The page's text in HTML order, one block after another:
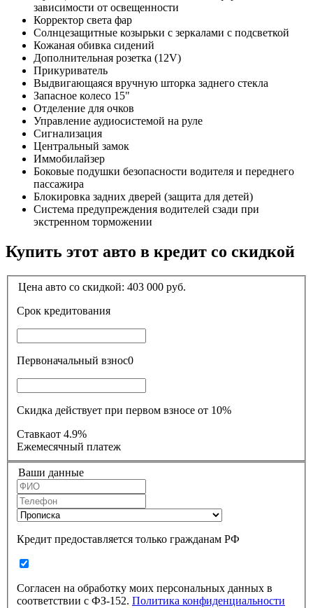
зависимости от освещенности
Корректор света фар
Солнцезащитные козырьки с зеркалами с подсветкой
Кожаная обивка сидений
Дополнительная розетка (12V)
Прикуриватель
Выдвигающаяся вручную шторка заднего стекла
Запасное колесо 15"
Отделение для очков
Управление аудиосистемой на руле
Сигнализация
Центральный замок
Иммобилайзер
Боковые подушки безопасности водителя и переднего
пассажира
Блокировка задних дверей (защита для детей)
Система предупреждения водителей сзади при
экстренном торможении
Купить этот авто в кредит со скидкой
Цена авто со скидкой: 403 000 руб.
Срок кредитования
Первоначальный взнос0
Скидка действует при первом взносе от 10%
Ставкаот 4.9%
Ежемесячный платеж
Ваши данные
Кредит предоставляется только гражданам РФ
Согласен на обработку моих персональных данных в
соответствии с ФЗ-152. Политика конфиденциальности